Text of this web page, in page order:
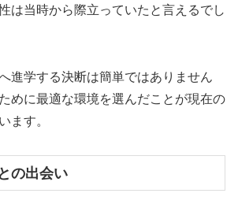
は当時から際立っていたと言えるでし
進学する決断は簡単ではありません
めに最適な環境を選んだことが現在の
ます。
の出会い